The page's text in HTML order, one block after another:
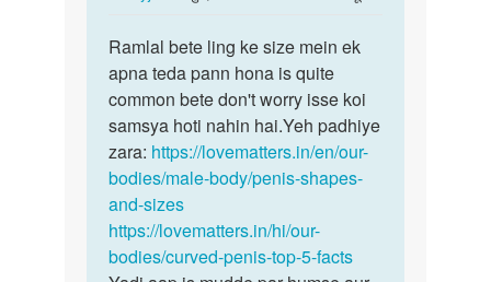
to
Mera
Ling
tedha
Hai
Sidha…
by
RAMLAL
Ramlal
bete
ling
ke
size…
Ramlal bete ling ke size mein ek
apna teda pann hona is quite
common bete don't worry isse koi
samsya hoti nahin hai.Yeh padhiye
zara: https://lovematters.in/en/our-
bodies/male-body/penis-shapes-
and-sizes
https://lovematters.in/hi/our-
bodies/curved-penis-top-5-facts